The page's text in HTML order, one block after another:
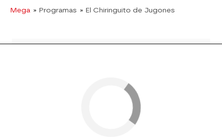
Mega » Programas » El Chiringuito de Jugones